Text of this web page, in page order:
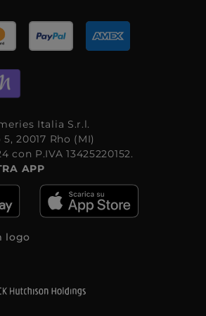
Italia S.r.l.
20017 Rho (MI)
con P.IVA 13425220152.
APP